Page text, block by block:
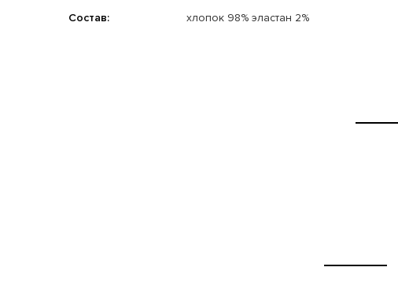
Состав: хлопок 98% эластан 2%